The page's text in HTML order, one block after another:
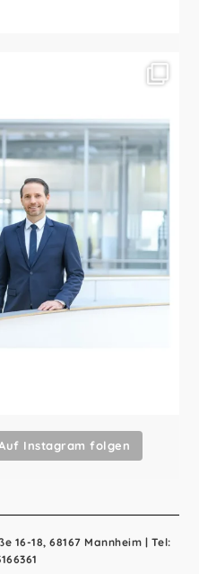
Instagram folgen
16-18, 68167 Mannheim | Tel: